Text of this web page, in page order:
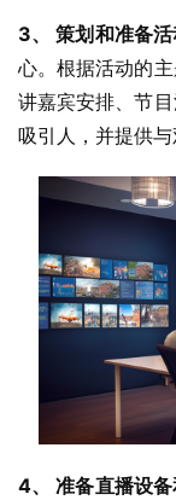
3、 策划和准备活
心。根据活动的
讲嘉宾安排、节
吸引人，并提供与
4、 准备直播设